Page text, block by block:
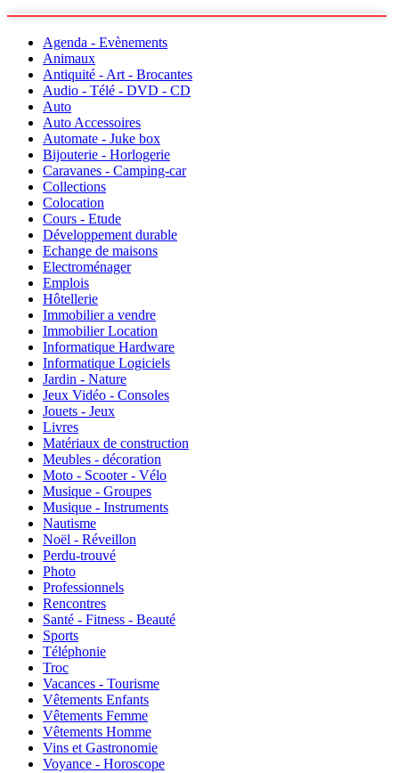
Agenda - Evènements
Animaux
Antiquité - Art - Brocantes
Audio - Télé - DVD - CD
Auto
Auto Accessoires
Automate - Juke box
Bijouterie - Horlogerie
Caravanes - Camping-car
Collections
Colocation
Cours - Etude
Développement durable
Echange de maisons
Electroménager
Emplois
Hôtellerie
Immobilier a vendre
Immobilier Location
Informatique Hardware
Informatique Logiciels
Jardin - Nature
Jeux Vidéo - Consoles
Jouets - Jeux
Livres
Matériaux de construction
Meubles - décoration
Moto - Scooter - Vélo
Musique - Groupes
Musique - Instruments
Nautisme
Noël - Réveillon
Perdu-trouvé
Photo
Professionnels
Rencontres
Santé - Fitness - Beauté
Sports
Téléphonie
Troc
Vacances - Tourisme
Vêtements Enfants
Vêtements Femme
Vêtements Homme
Vins et Gastronomie
Voyance - Horoscope